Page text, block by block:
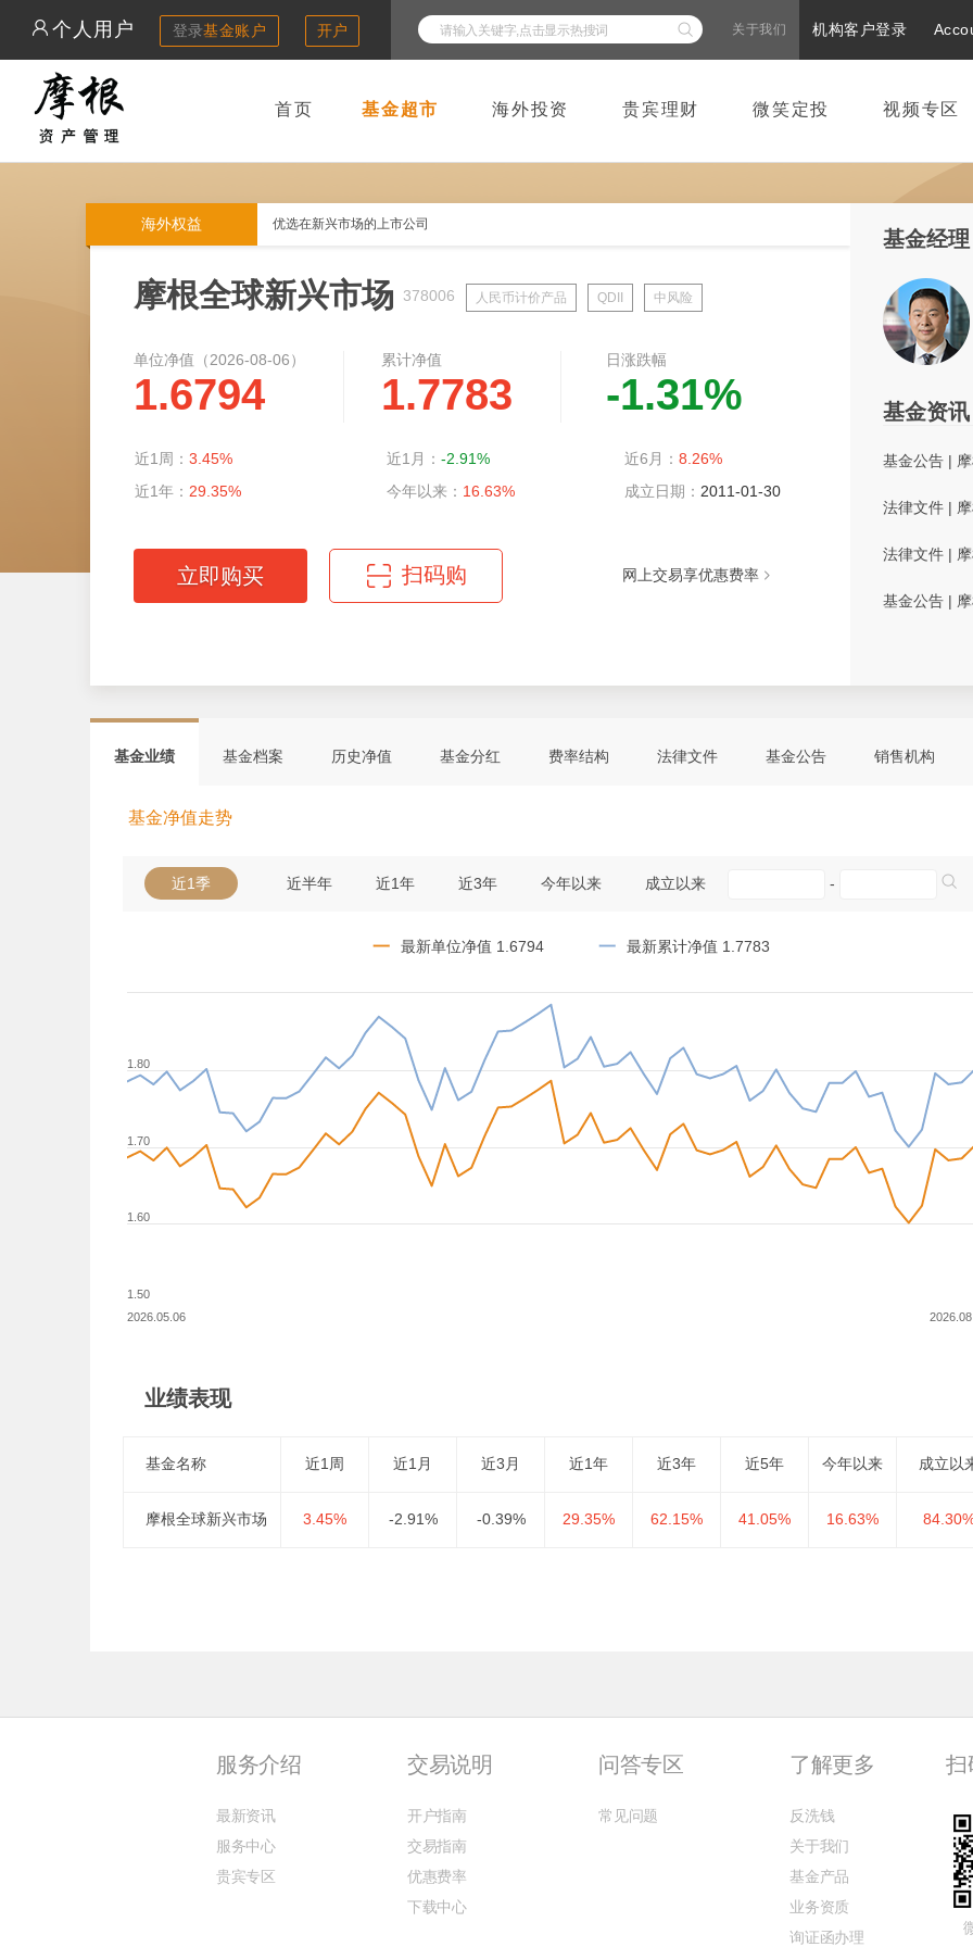
个人用户 登录基金账户 开户 关于我们 机构客户登录
首页 基金超市 海外投资 贵宾理财 微笑定投 视频专区
海外权益 优选在新兴市场的上市公司
摩根全球新兴市场 378006 人民币计价产品 QDII 中风险
单位净值（2026-08-06）
1.6794
累计净值
1.7783
日涨跌幅
-1.31%
近1周： 3.45% 近1月： -2.91% 近6月： 8.26%
近1年： 29.35% 今年以来： 16.63% 成立日期： 2011-01-30
立即购买 扫码购 网上交易享优惠费率
基金经理
基金资讯
基金公告 |
法律文件 |
法律文件 |
基金公告 |
基金业绩 基金档案 历史净值 基金分红 费率结构 法律文件 基金公告 销售机构
基金净值走势
近1季 近半年 近1年 近3年 今年以来 成立以来 -
一 最新单位净值 1.6794 一 最新累计净值 1.7783
2026.05.06
1.50
1.60
1.70
1.80
业绩表现
基金名称 近1周 近1月 近3月 近1年 近3年 近5年 今年以来 成立以
摩根全球新兴市场 3.45% -2.91% -0.39% 29.35% 62.15% 41.05% 16.63%
服务介绍
最新资讯
服务中心
贵宾专区
交易说明
开户指南
交易指南
优惠费率
下载中心
问答专区
常见问题
了解更多
反洗钱
关于我们
基金产品
业务资质
询证函办理
扫